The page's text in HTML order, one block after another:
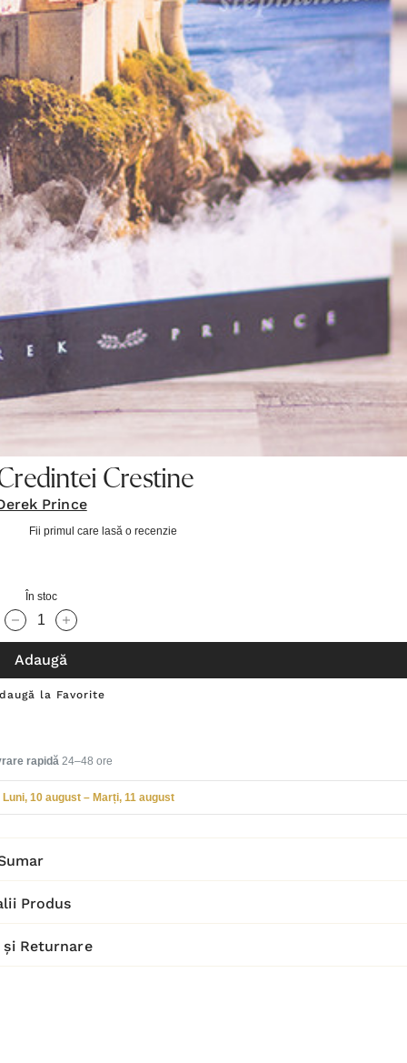
Crestine
Prince
Fii primul care lasă o recenzie
În stoc
Cantitate scăzută:
Cantitate Crescută:
Adaugă
la Favorite
rapidă 24–48 ore
Luni, 10 august – Marți, 11 august
Produs
Returnare